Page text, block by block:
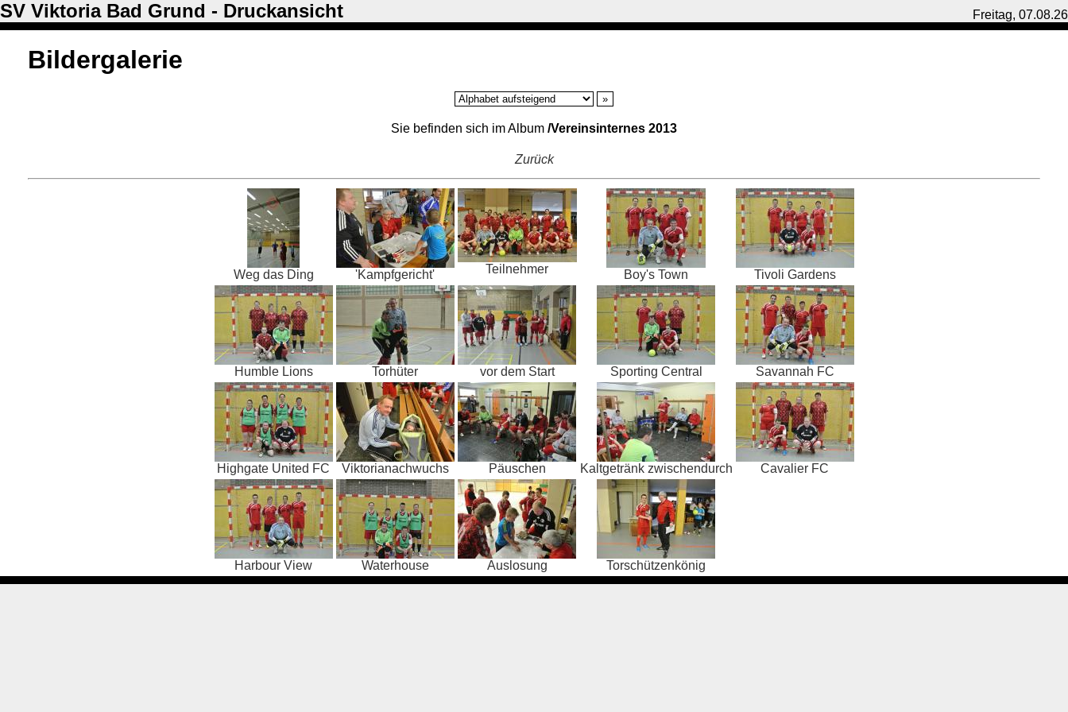
SV Viktoria Bad Grund - Druckansicht Freitag, 07.08.26
Bildergalerie
Sie befinden sich im Album /Vereinsinternes 2013
Zurück
Weg das Ding 'Kampfgericht' Teilnehmer Boy's Town Tivoli Gardens
Humble Lions Torhüter vor dem Start Sporting Central Savannah FC
Highgate United FC Viktorianachwuchs Päuschen Kaltgetränk zwischendurch Cavalier FC
Harbour View Waterhouse Auslosung Torschützenkönig